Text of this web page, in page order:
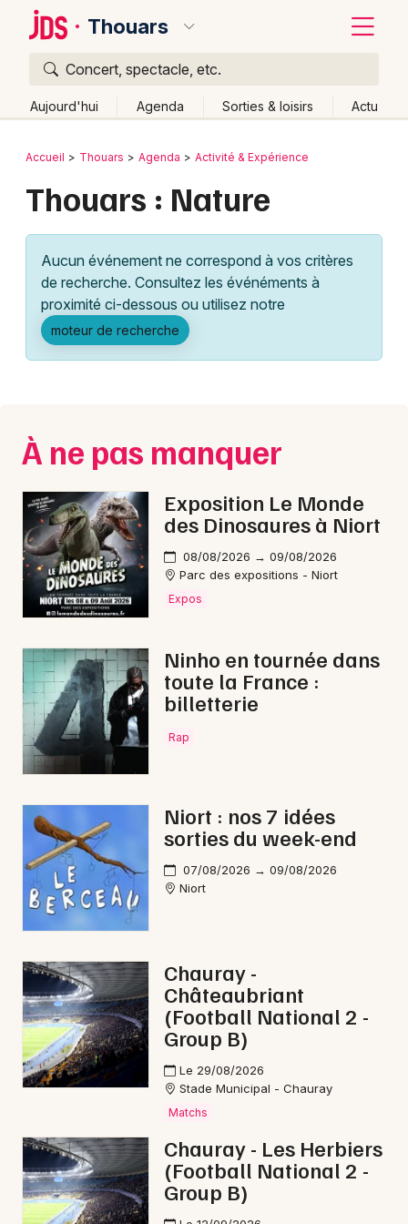
Thouars
Concert, spectacle, etc.
Aujourd'hui Agenda Sorties & loisirs Actu
Publier un événement
Grands événements
Activité & Expérience
Manifestations
Spectacles
Concerts
Sports
Soirées
Sorties famille
Expos
Sorties & loisirs
Nature dans les Deux-Sèvres
Nature en Nouvelle-Aquitaine
Artistes en tournée
Actus à Thouars
Magazine à Thouars
Bordeaux
Lille
Lyon
Marseille
Nantes
Nice
Paris
Strasbourg
Toulouse
Retour
Accueil Thouars Agenda Activité & Expérience
Thouars : Nature
Aucun événement ne correspond à vos critères
de recherche. Consultez les événéments à
proximité ci-dessous ou utilisez notre
moteur de recherche
À ne pas manquer
Exposition Le Monde
des Dinosaures à Niort
08/08/2026 → 09/08/2026
Parc des expositions - Niort
Expos
Ninho en tournée dans
toute la France :
billetterie
Rap
Niort : nos 7 idées
sorties du week-end
07/08/2026 → 09/08/2026
Niort
Chauray -
Châteaubriant
(Football National 2 -
Group B)
Le 29/08/2026
Stade Municipal - Chauray
Matchs
Chauray - Les Herbiers
(Football National 2 -
Group B)
Quoi ?
Où ?
Poitou-Charente
Partout Près de moi
Quand ?
Ce week-end